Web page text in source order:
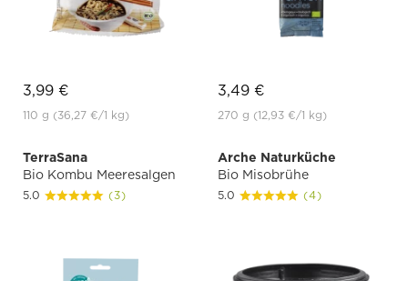
3,99 €
110 g (36,27 €/1 kg)
3,49 €
270 g (12,93 €/1 kg)
TerraSana
Bio Kombu Meeresalgen
5.0 (3)
Arche Naturküche
Bio Misobrühe
5.0 (4)